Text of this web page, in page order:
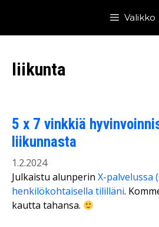
Valikko
liikunta
5 x 7 vinkkiä
liikunnasta
1.2.2024
Julkaistu alunperin X-palvelussa
henkilökohtaisella tililläni.
kautta tahansa.